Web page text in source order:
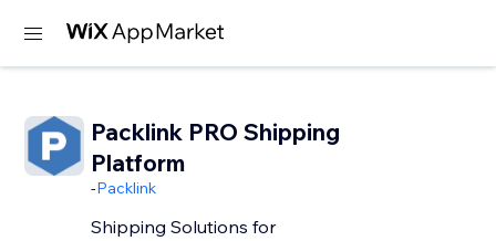
Packlink PRO Shipping
Platform
-Packlink
Shipping Solutions for